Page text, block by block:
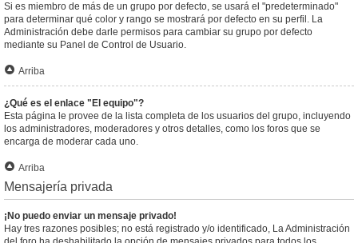
Si es miembro de más de un grupo por defecto, se usará el "predeterminado"
para determinar qué color y rango se mostrará por defecto en su perfil. La
Administración debe darle permisos para cambiar su grupo por defecto
mediante su Panel de Control de Usuario.
Arriba
¿Qué es el enlace "El equipo"?
Esta página le provee de la lista completa de los usuarios del grupo, incluyendo
los administradores, moderadores y otros detalles, como los foros que se
encarga de moderar cada uno.
Arriba
Mensajería privada
¡No puedo enviar un mensaje privado!
Hay tres razones posibles; no está registrado y/o identificado, La Administración